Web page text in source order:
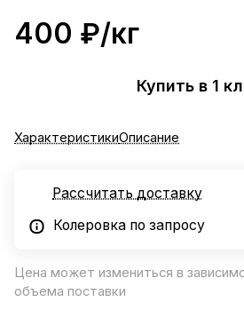
400 ₽/кг
Купить в 1
ХарактеристикиОписание
Рассчитать доставку
Колеровка по запросу
Цена может измениться в
объема поставки